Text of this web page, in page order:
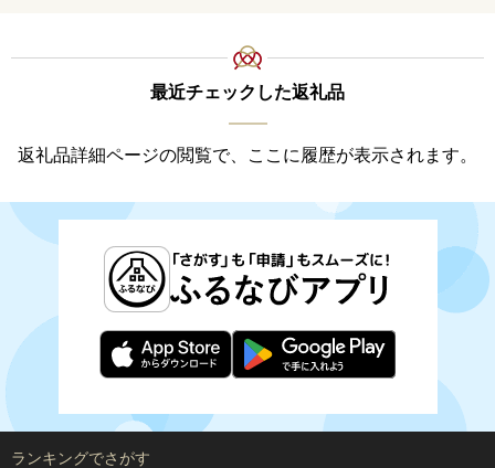
最近チェックした返礼品
返礼品詳細ページの閲覧で、ここに履歴が表示されます。
ランキングでさがす